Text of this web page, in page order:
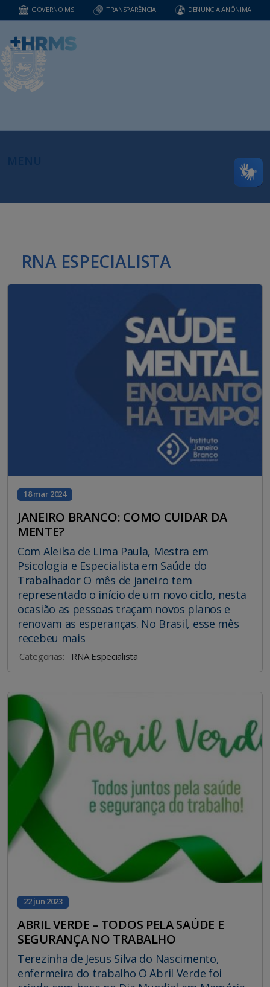
GOVERNO MS TRANSPARÊNCIA DENUNCIA ANÔNIMA
RNA ESPECIALISTA
18 mar 2024
JANEIRO BRANCO: COMO CUIDAR DA
MENTE?
Com Aleilsa de Lima Paula, Mestra em
Psicologia e Especialista em Saúde do
Trabalhador O mês de janeiro tem
representado o início de um novo ciclo, nesta
ocasião as pessoas traçam novos planos e
renovam as esperanças. No Brasil, esse mês
recebeu mais
Categorias: RNA Especialista
22 jun 2023
ABRIL VERDE – TODOS PELA SAÚDE E
SEGURANÇA NO TRABALHO
Terezinha de Jesus Silva do Nascimento,
enfermeira do trabalho O Abril Verde foi